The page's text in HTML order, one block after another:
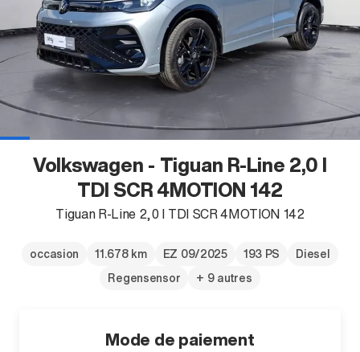
Entreprise & Carrière
Volkswagen - Tiguan R-Line 2,0 l
TDI SCR 4MOTION 142
Tiguan R-Line 2,0 l TDI SCR 4MOTION 142
occasion 11.678 km EZ 09/2025 193 PS
Diesel
Regensensor
+ 9 autres
Mode de paiement